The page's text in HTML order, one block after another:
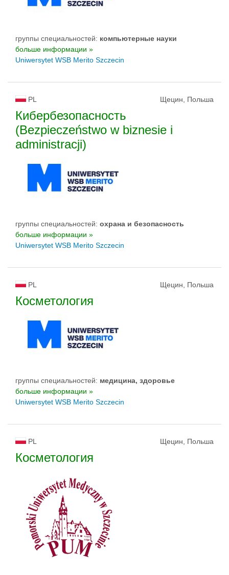
группы специальностей: компьютерныe нayки
больше информации »
Uniwersytet WSB Merito Szczecin
PL Щецин, Польша
Кибербезопасность
(Bezpieczeństwo w biznesie i
administracji)
группы специальностей: oхрана и безопасность
больше информации »
Uniwersytet WSB Merito Szczecin
PL Щецин, Польша
Косметология
группы специальностей: медицина, здоровье
больше информации »
Uniwersytet WSB Merito Szczecin
PL Щецин, Польша
Косметология